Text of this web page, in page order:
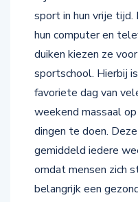
hun computer en
duiken kiezen ze
sportschool. Hierbij
favoriete dag van
weekend massaal
dingen te doen.
gemiddeld iedere
omdat mensen zich
belangrijk een
bij dit onderwerp de